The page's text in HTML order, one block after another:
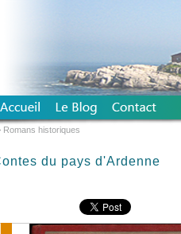
du pays d'Ardenne
Romans historiques